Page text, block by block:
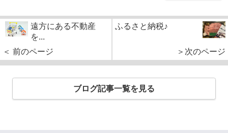
遠方にある不動産
を...
＜ 前のページ
ふるさと納税♪
＞次のページ
ブログ記事一覧を見る